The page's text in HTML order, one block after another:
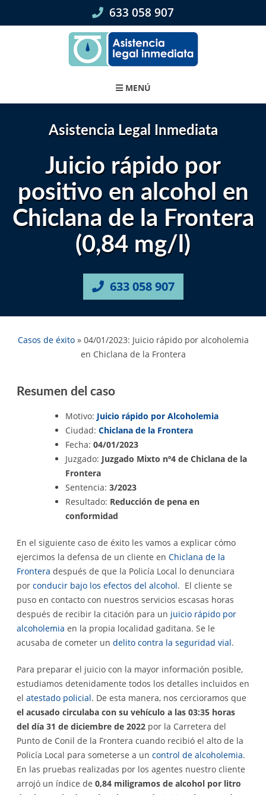
633 058 907
MENÚ
Asistencia Legal Inmediata
Juicio rápido por
positivo en alcohol en
Chiclana de la Frontera
(0,84 mg/l)
633 058 907
Casos de éxito» 04/01/2023: Juicio rápido por alcoholemia
en Chiclana de la Frontera
Resumen del caso
Motivo: Juicio rápido por Alcoholemia
Ciudad: Chiclana de la Frontera
Fecha: 04/01/2023
Juzgado: Juzgado Mixto nº4 de Chiclana de la
Frontera
Sentencia: 3/2023
Resultado: Reducción de pena en
conformidad
En el siguiente caso de éxito les vamos a explicar cómo
ejercimos la defensa de un cliente en Chiclana de la
Frontera después de que la Policía Local lo denunciara
por conducir bajo los efectos del alcohol. El cliente se
puso en contacto con nuestros servicios escasas horas
después de recibir la citación para un juicio rápido por
alcoholemia en la propia localidad gaditana. Se le
acusaba de cometer un delito contra la seguridad vial.
Para preparar el juicio con la mayor información posible,
estudiamos detenidamente todos los detalles incluidos en
el atestado policial. De esta manera, nos cercioramos que
el acusado circulaba con su vehículo a las 03:35 horas
del día 31 de diciembre de 2022 por la Carretera del
Punto de Conil de la Frontera cuando recibió el alto de la
Policía Local para someterse a un control de alcoholemia.
En las pruebas realizadas por los agentes nuestro cliente
arrojó un índice de 0,84 miligramos de alcohol por litro